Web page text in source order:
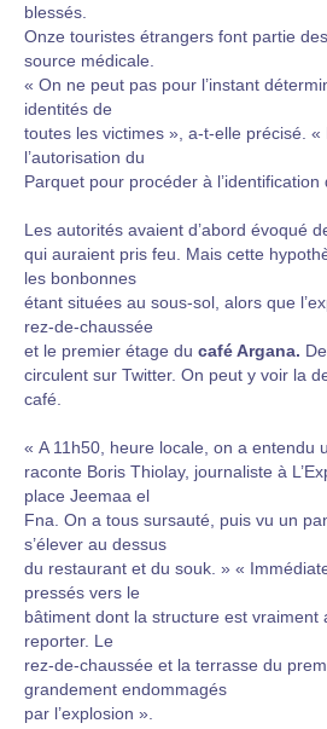
blessés.
Onze touristes étrangers font partie
source médicale.
« On ne peut pas pour l’instant
identités de
toutes les victimes », a-t-elle précisé. «
l’autorisation du
Parquet pour procéder à l’identification
Les autorités avaient d’abord évoqué
qui auraient pris feu. Mais cette
les bonbonnes
étant situées au sous-sol, alors que
rez-de-chaussée
et le premier étage du café Argana.
circulent sur Twitter. On peut y voir la
café.
« A 11h50, heure locale, on a entendu
raconte Boris Thiolay, journaliste à
place Jeemaa el
Fna. On a tous sursauté, puis vu un
s’élever au dessus
du restaurant et du souk. » «
pressés vers le
bâtiment dont la structure est vraiment
reporter. Le
rez-de-chaussée et la terrasse du
grandement endommagés
par l’explosion ».